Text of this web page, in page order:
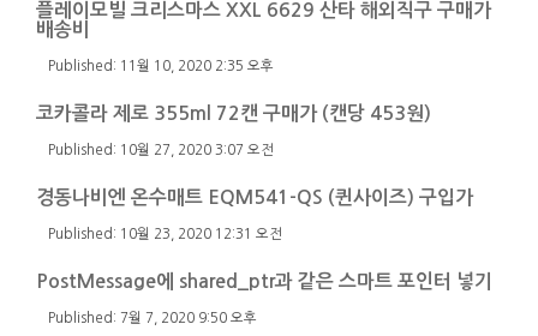
플레이모빌 크리스마스 XXL 6629 산타 해외직구 구매가
배송비
11월 10, 2020 2:35 오후
코카콜라 제로 355ml 72캔 구매가 (캔당 453원)
10월 27, 2020 3:07 오전
경동나비엔 온수매트 EQM541-QS (퀸사이즈) 구입가
10월 23, 2020 12:31 오전
PostMessage에 shared_ptr과 같은 스마트 포인터 넣기
7월 7, 2020 9:50 오후